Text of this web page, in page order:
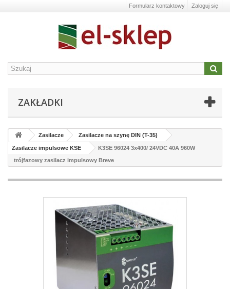
Zaloguj się
Formularz kontaktowy
ZAKŁADKI
Zasilacze Zasilacze na szynę DIN (T-35)
Zasilacze impulsowe KSE
K3SE 96024 3x400/ 24VDC 40A 960W
trójfazowy zasilacz impulsowy Breve